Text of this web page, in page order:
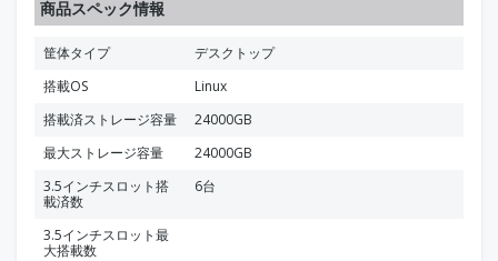
商品スペック情報
筐体タイプ
デスクトップ
搭載OS
Linux
搭載済ストレージ容量
24000GB
最大ストレージ容量
24000GB
3.5インチスロット搭
載済数
6台
3.5インチスロット最
大搭載数